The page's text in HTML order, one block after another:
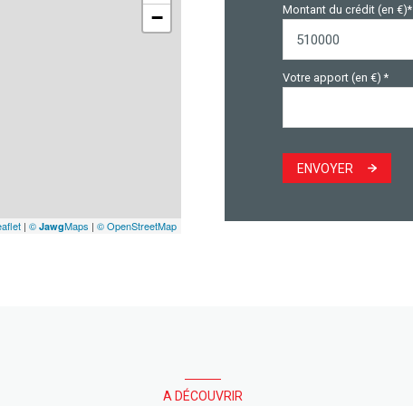
−
| © JawgMaps | © OpenStreetMap
Montant du crédit (en €)*
Votre apport (en €) *
ENVOYER
A DÉCOUVRIR